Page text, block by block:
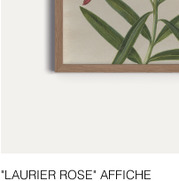
Aperçu rapide
"LAURIER ROSE" AFFICHE